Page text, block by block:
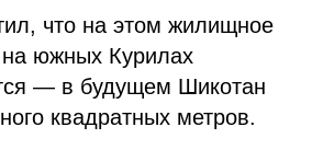
что на этом жилищное
на южных Курилах
— в будущем Шикотан
квадратных метров.